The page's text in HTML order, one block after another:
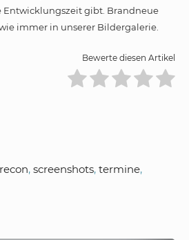
Entwicklungszeit gibt. Brandneue
immer in unserer Bildergalerie.
Bewerte diesen Artikel
recon, screenshots, termine,